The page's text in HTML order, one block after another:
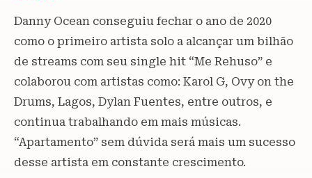
Danny Ocean conseguiu fechar o ano de 2020
como o primeiro artista solo a alcançar um bilhão
de streams com seu single hit “Me Rehuso” e
colaborou com artistas como: Karol G, Ovy on the
Drums, Lagos, Dylan Fuentes, entre outros, e
continua trabalhando em mais músicas.
“Apartamento” sem dúvida será mais um sucesso
desse artista em constante crescimento.